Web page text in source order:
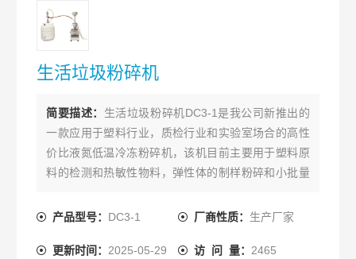
生活垃圾粉碎机
简要描述： 生活垃圾粉碎机DC3-1是我公司新推出的
一款应用于塑料行业，质检行业和实验室场合的高性
价比液氮低温冷冻粉碎机，该机目前主要用于塑料原
料的检测和热敏性物料，弹性体的制样粉碎和小批量
酸，聚乙烯，石蜡，弹性体，PE
果，该机蕞小粉碎量为10g左右，可满足客户少量样
产品型号： DC3-1 厂商性质： 生产厂家
更新时间： 2025-05-29 访 问 量： 2465